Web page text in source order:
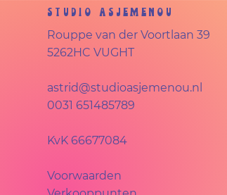
Studio Asjemenou
Rouppe van der Voortlaan 39
5262HC VUGHT
astrid@studioasjemenou.nl
0031 651485789
KvK66677084
Voorwaarden